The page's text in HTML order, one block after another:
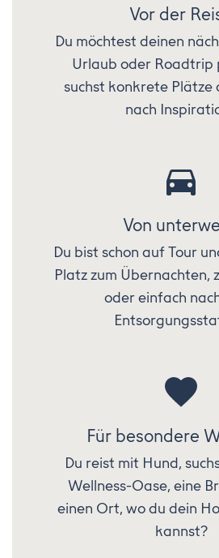
Vor der
Du möchtest deinen
Urlaub oder Roadtrip
suchst konkrete Plätze
nach
Von
Du bist schon auf Tour
Platz zum Übernachten,
oder einfach
Für besondere
Du reist mit Hund,
Wellness-Oase, eine
einen Ort, wo du dein
kannst?